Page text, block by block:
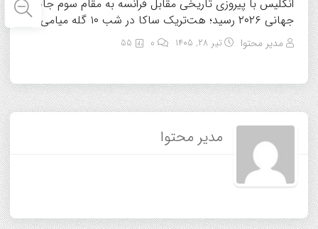
انگلیس با پیروزی تاریخی مقابل فرانسه به مقام سوم جام
جهانی ۲۰۲۶ رسید؛ هت‌تریک ساکا در شب ۱۰ گله میامی
مدیر محتوا تیر ۲۸, ۱۴۰۵ 55
مدیر محتوا